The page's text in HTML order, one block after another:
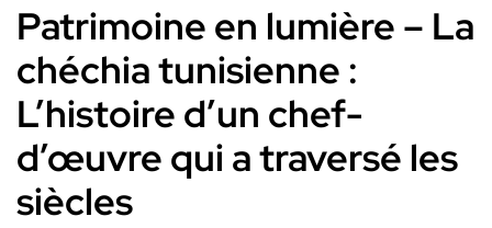
Patrimoine en lumière – La
chéchia tunisienne :
L’histoire d’un chef-
d’œuvre qui a traversé les
siècles